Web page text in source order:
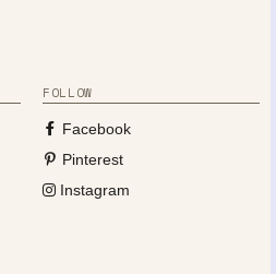
FOLLOW
Facebook
Pinterest
Instagram